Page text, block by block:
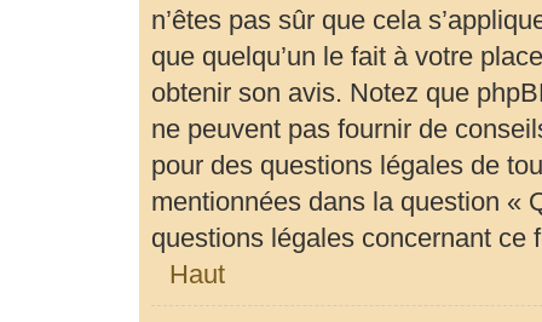
n’êtes pas sûr que cela
que quelqu’un le fait à votre
obtenir son avis. Notez que
ne peuvent pas fournir de
pour des questions légales de
mentionnées dans la question «
questions légales concernant ce
Haut